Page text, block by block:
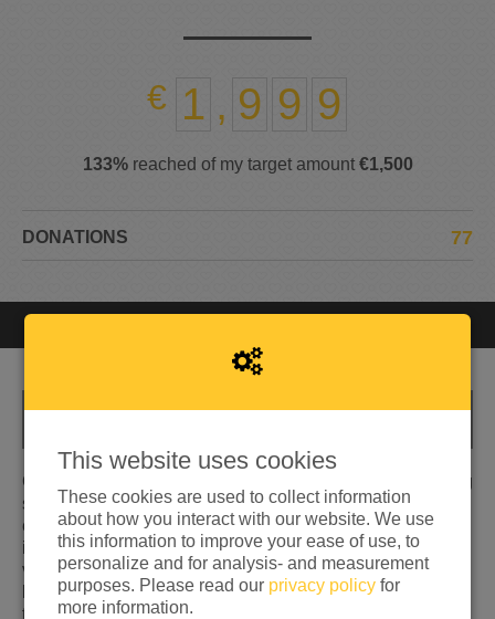
1 , 9 9 9
133% reached of my target amount €1,500
77
DONATIONS
Op dit moment ligt Nederland onder een mooie dikke laag
sneeuw. De sleeën waren binnen no time uitverkocht en
er stonden lange rijen bij de schaatsenslijpers. Iedereen
is opeens weer vrolijk en corona wordt heel even
vergeten. De sneeuwpret is nu in het land. Mensen zijn
blij, kinderen lachen, volwassen lopen aan sleetjes te
trekken, glijden stiekem zelf even naar beneden met de
This website uses cookies
These cookies are used to collect information
about how you interact with our website. We use
this information to improve your ease of use, to
personalize and for analysis- and measurement
purposes. Please read our privacy policy for
more information.